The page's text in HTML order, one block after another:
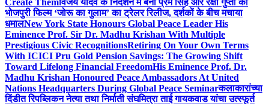
Create Themविजय यादव के निर्देशन में बनी प्रेम सिंह और रक्षा गुप्ता की
भोजपुरी फिल्म ‘जोरू का गुलाम’ का ट्रेलर रिलीज, दर्शकों के बीच मचाया
धमालNew York State Honours Global Peace Leader His
Eminence Prof. Sir Dr. Madhu Krishan With Multiple
Prestigious Civic RecognitionsRetiring On Your Own Terms
With ICICI Pru Gold Pension Savings: The Growing Shift
Toward Lifelong Financial FreedomHis Eminence Prof. Dr.
Madhu Krishan Honoured Peace Ambassadors At United
Nations Headquarters During Global Peace Seminarकलाकारांच्या
दिंडीत रिपब्लिकन नेत्या तथा निर्माती संघमित्रा ताई गायकवाड यांचा उत्स्फूर्त